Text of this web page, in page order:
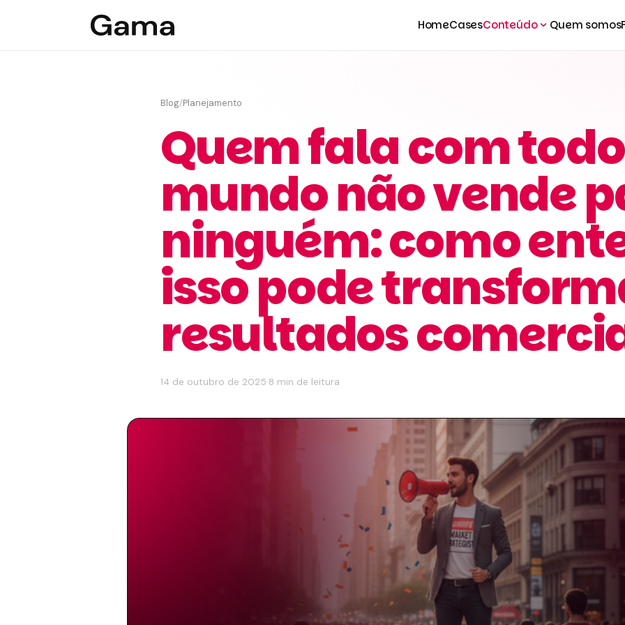
HomeCasesConteúdo Quem somos
Blog/Planejamento
Quem fala com todo
mundo não vende
ninguém: como
isso pode
resultados
14 de outubro de 2025·8 min de leitura